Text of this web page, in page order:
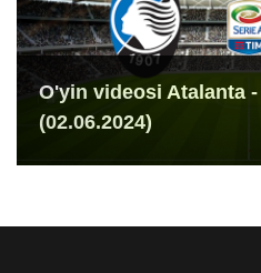
O'yin videosi Atalanta
(02.06.2024)